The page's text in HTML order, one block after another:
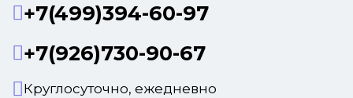
+7(499)394-60-97
+7(926)730-90-67
Круглосуточно, ежедневно